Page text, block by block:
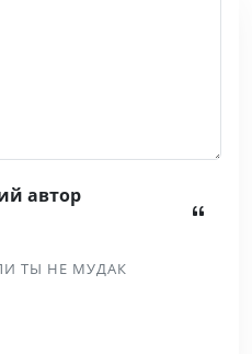
автор
ТЫ НЕ МУДАК